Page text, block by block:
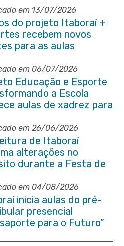
em 13/07/2026
do projeto Itaboraí +
recebem novos
para as aulas
em 06/07/2026
Educação e Esporte
a Escola
aulas de xadrez para
da rede municipal
em 26/06/2026
de Itaboraí
alterações no
durante a Festa de
Apóstolo
em 04/08/2026
inicia aulas do pré-
presencial
para o Futuro”